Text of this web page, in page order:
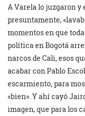
A Varela lo juzgaron
presuntamente,
momentos en que
política en Bogotá
narcos de Cali, esos
acabar con Pablo
escarmiento, para
«bien». Y ahí cayó
imagen, que para los